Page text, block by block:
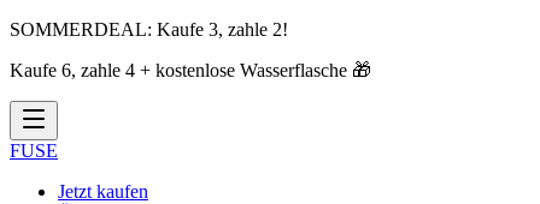
SOMMERDEAL: Kaufe 3, zahle 2!
Kaufe 6, zahle 4 + kostenlose Wasserflasche 🎁
FUSE
Jetzt kaufen